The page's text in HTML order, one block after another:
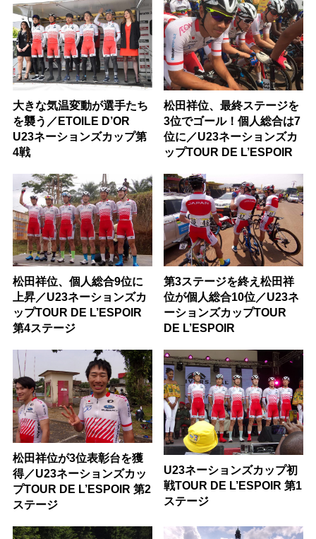
大きな気温変動が選手たち
を襲う／ETOILE D’OR
U23ネーションズカップ第
4戦
松田祥位、最終ステージを
3位でゴール！個人総合は7
位に／U23ネーションズカ
ップTOUR DE L’ESPOIR
松田祥位、個人総合9位に
上昇／U23ネーションズカ
ップTOUR DE L’ESPOIR
第4ステージ
第3ステージを終え松田祥
位が個人総合10位／U23ネ
ーションズカップTOUR
DE L’ESPOIR
松田祥位が3位表彰台を獲
得／U23ネーションズカッ
プTOUR DE L’ESPOIR 第2
ステージ
U23ネーションズカップ初
戦TOUR DE L’ESPOIR 第1
ステージ